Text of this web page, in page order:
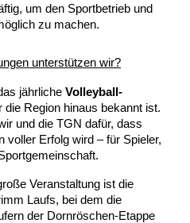
um den Sportbetrieb und
zu machen.
unterstützen wir?
jährliche Volleyball-
die Region hinaus bekannt ist.
und die TGN dafür, dass
voller Erfolg wird – für Spieler,
Veranstaltung ist die
Laufs, bei dem die
der Dornröschen-Etappe